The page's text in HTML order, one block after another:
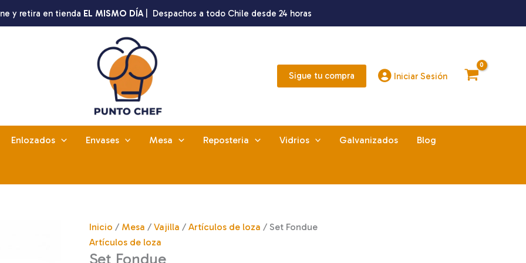
y retira en tienda EL MISMO DÍA | Despachos a todo Chile desde 24 horas
Sigue tu compra Iniciar Sesión
Enlozados Envases Mesa Reposteria Vidrios Galvanizados Blog
Inicio / Mesa / Vajilla / Artículos de loza / Set Fondue
Artículos de loza
Set Fondue